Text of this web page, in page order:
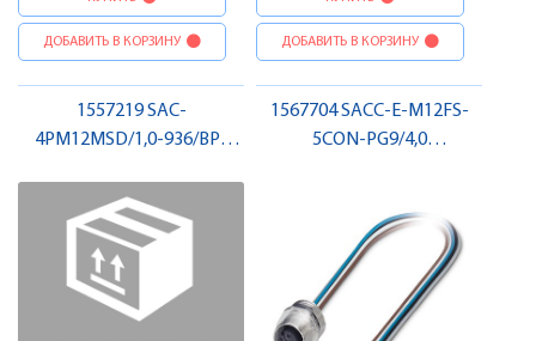
ДОБАВИТЬ В КОРЗИНУ ДОБАВИТЬ В КОРЗИНУ
1557219 SAC-
4PM12MSD/1,0-936/BP-
кабель, PROFINET, штекер-
гніздо , Pheonix Contact
1567704 SACC-E-M12FS-
5CON-PG9/4,0
елемента, гніздо , Pheonix
Contact